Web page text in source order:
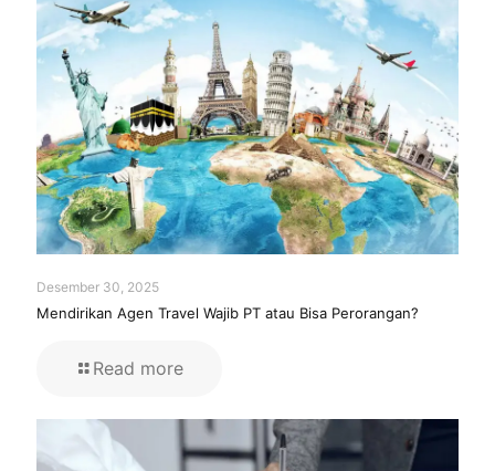
Desember 30, 2025
Mendirikan Agen Travel Wajib PT atau Bisa Perorangan?
Read more